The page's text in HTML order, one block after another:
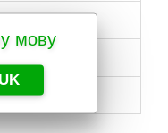
мову
UK